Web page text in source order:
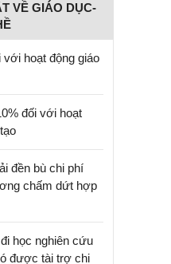
VỀ GIÁO DỤC-
với hoạt động giáo
đối với hoạt
đền bù chi phí
chấm dứt hợp
học nghiên cứu
được tài trợ chi